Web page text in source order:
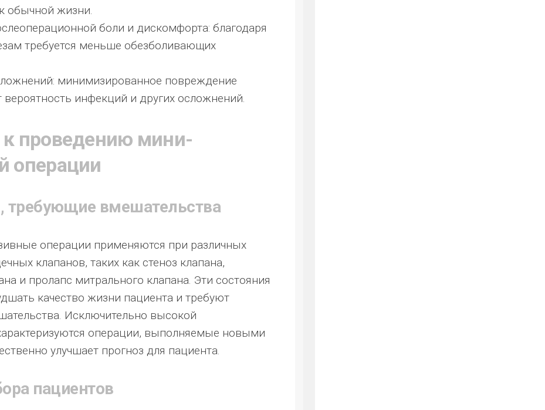
обычной жизни.
боли и дискомфорта: благодаря
требуется меньше обезболивающих
минимизированное повреждение
вероятность инфекций и других осложнений.
к проведению мини-
операции
требующие вмешательства
операции применяются при различных
клапанов, таких как стеноз клапана,
и пролапс митрального клапана. Эти состояния
качество жизни пациента и требуют
Исключительно высокой
операции, выполняемые новыми
улучшает прогноз для пациента.
пациентов